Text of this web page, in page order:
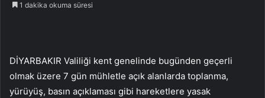
1 dakika okuma süresi
DİYARBAKIR Valiliği kent genelinde bugünden geçerli
olmak üzere 7 gün mühletle açık alanlarda toplanma,
yürüyüş, basın açıklaması gibi hareketlere yasak